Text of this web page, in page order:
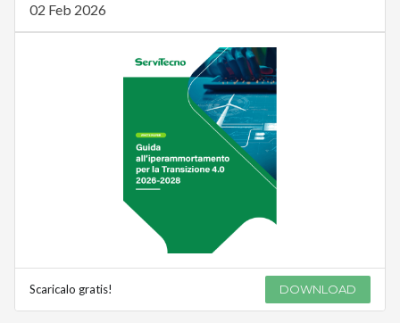
02 Feb 2026
Scaricalo gratis! DOWNLOAD